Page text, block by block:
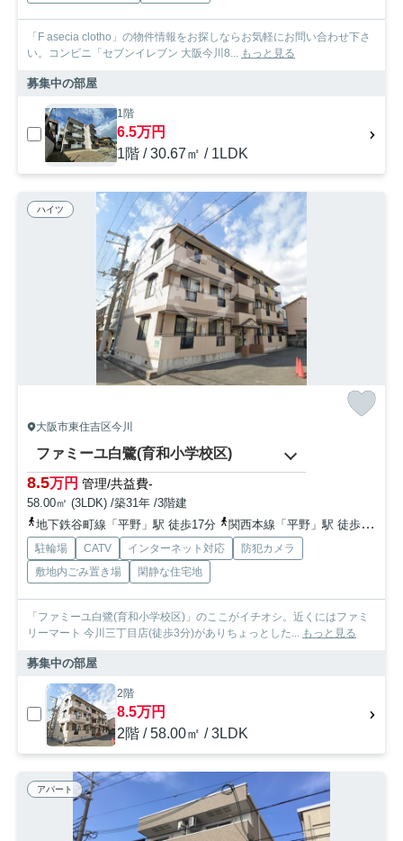
「F asecia clotho」の物件情報をお探しならお気軽にお問い合わせ下さ
い。コンビニ「セブンイレブン 大阪今川8... もっと見る
募集中の部屋
1階
6.5万円
1階 / 30.67㎡ / 1LDK
ハイツ
大阪市東住吉区今川
ファミーユ白鷺(育和小学校区)
8.5万円 管理/共益費-
58.00㎡ (3LDK) /築31年 /3階建
地下鉄谷町線「平野」駅 徒歩17分
関西本線「平野」駅 徒歩13分
駐輪場 CATV インターネット対応
防犯カメラ
敷地内ごみ置き場
閑静な住宅地
「ファミーユ白鷺(育和小学校区)」のここがイチオシ。近くにはファミ
リーマート 今川三丁目店(徒歩3分)がありちょっとした... もっと見る
募集中の部屋
2階
8.5万円
2階 / 58.00㎡ / 3LDK
アパート